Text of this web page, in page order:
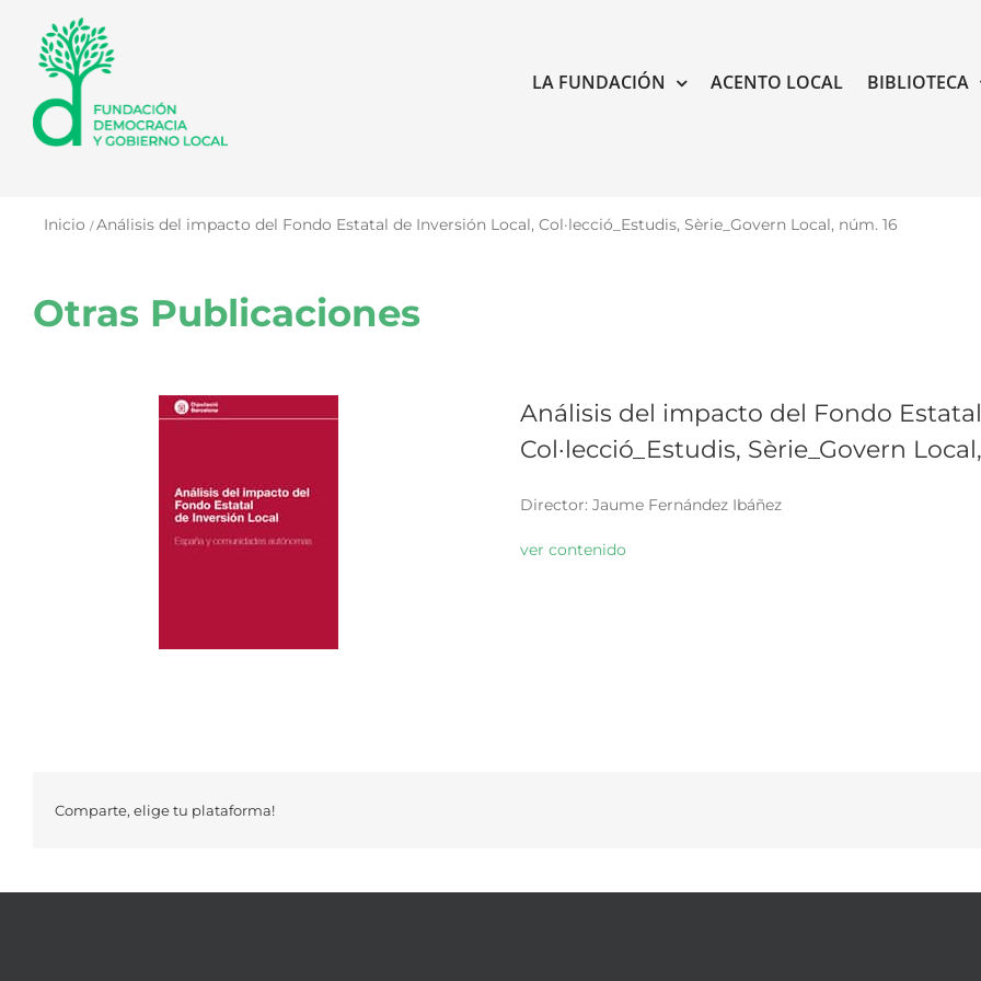
contenido
LA FUNDACIÓN ACENTO LOCAL BIBLIOTECA
Inicio Análisis del impacto del Fondo Estatal de Inversión Local, Col·lecció_Estudis, Sèrie_Govern Local, núm. 16
Otras Publicaciones
Análisis del impacto del Fondo
Col·lecció_Estudis, Sèrie_Govern
Director: Jaume Fernández Ibáñez
ver contenido
Comparte, elige tu plataforma!